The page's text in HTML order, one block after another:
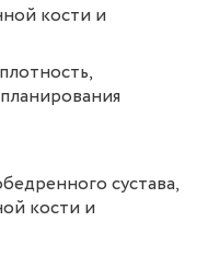
кости и
сустава,
кости и